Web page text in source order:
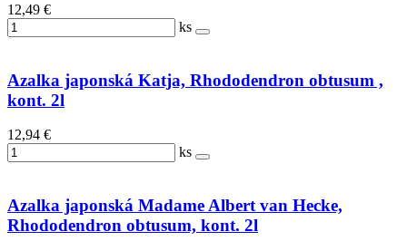
12,49 €
ks
Azalka japonská Katja, Rhododendron obtusum ,
kont. 2l
12,94 €
ks
Azalka japonská Madame Albert van Hecke,
Rhododendron obtusum, kont. 2l